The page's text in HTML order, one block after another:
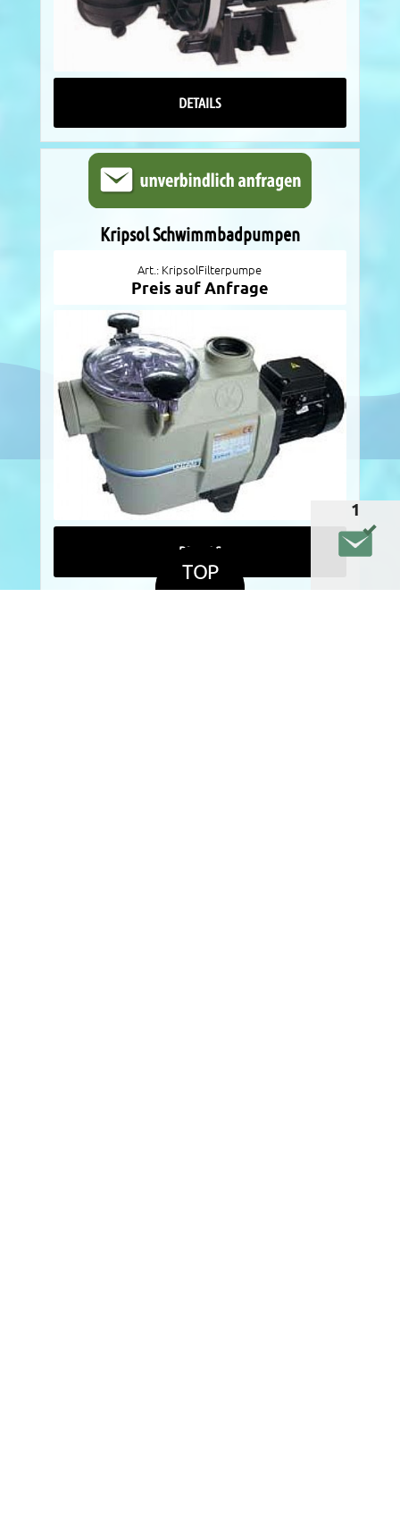
1
DETAILS
Kripsol Schwimmbadpumpen
Art.: KripsolFilterpumpe
Preis auf Anfrage
DETAILS
TOP